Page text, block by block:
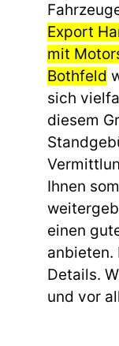
Export
mit
Bothfeld
sich
diesem
Ihnen
einen
anbieten.
Details.
und vor